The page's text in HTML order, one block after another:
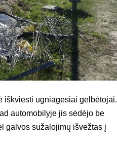
iškviesti ugniagesiai gelbėtojai.
automobilyje jis sėdėjo be
galvos sužalojimų išvežtas į